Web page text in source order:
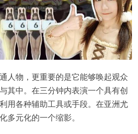
人物，更重要的是它能够唤起观众
其中。在三分钟内表演一个具有创
用各种辅助工具或手段。在亚洲尤
多元化的一个缩影。